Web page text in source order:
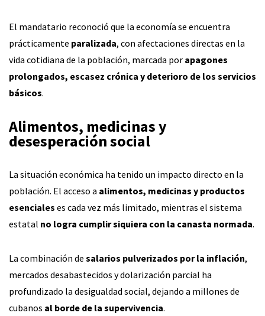
El mandatario reconoció que la economía se encuentra
prácticamente paralizada, con afectaciones directas en la
vida cotidiana de la población, marcada por apagones
prolongados, escasez crónica y deterioro de los servicios
básicos.
Alimentos, medicinas y
desesperación social
La situación económica ha tenido un impacto directo en la
población. El acceso a alimentos, medicinas y productos
esenciales es cada vez más limitado, mientras el sistema
estatal no logra cumplir siquiera con la canasta normada.
La combinación de salarios pulverizados por la inflación,
mercados desabastecidos y dolarización parcial ha
profundizado la desigualdad social, dejando a millones de
cubanos al borde de la supervivencia.